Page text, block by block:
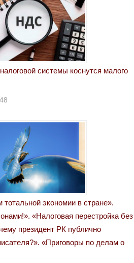
системы коснутся малого
экономии в стране».
«Налоговая перестройка без
президент РК публично
«Приговоры по делам о